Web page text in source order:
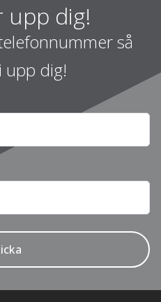
upp dig!
så
upp dig!